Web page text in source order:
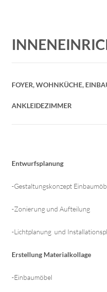
FOYER, WOHNKÜCHE,
ANKLEIDEZIMMER
Entwurfsplanung
-Gestaltungskonzept
-Zonierung und Aufteilung
-Lichtplanung und
Erstellung Materialkollage
-Einbaumöbel